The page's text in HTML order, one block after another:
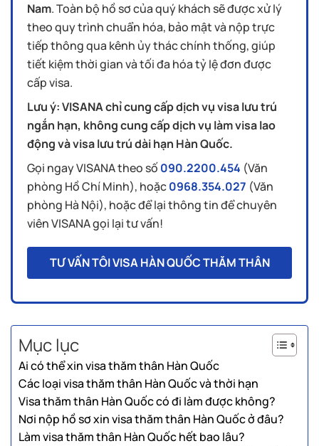
Nam. Toàn bộ hồ sơ của quý khách sẽ được xử lý
theo quy trình chuẩn hóa, bảo mật và nộp trực
tiếp thông qua kênh ủy thác chính thống, giúp
tiết kiệm thời gian và tối đa hóa tỷ lệ đơn được
cấp visa.
Lưu ý: VISANA chỉ cung cấp dịch vụ visa lưu trú
ngắn hạn, không cung cấp dịch vụ làm visa lao
động và visa lưu trú dài hạn Hàn Quốc.
Gọi ngay VISANA theo số 090.2200.454 (Văn
phòng Hồ Chí Minh), hoặc0968.354.027 (Văn
phòng Hà Nội), hoặc để lại thông tin để chuyên
viên VISANA gọi lại tư vấn!
TƯ VẤN TÔI VISA HÀN QUỐC THĂM THÂN
Mục lục
Ai có thể xin visa thăm thân Hàn Quốc
Các loại visa thăm thân Hàn Quốc và thời hạn
Visa thăm thân Hàn Quốc có đi làm được không?
Nơi nộp hồ sơ xin visa thăm thân Hàn Quốc ở đâu?
Làm visa thăm thân Hàn Quốc hết bao lâu?